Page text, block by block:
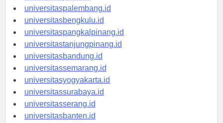
universitasjambi.id
universitaspalembang.id
universitasbengkulu.id
universitaspangkalpinang.id
universitastanjungpinang.id
universitasbandung.id
universitassemarang.id
universitasyogyakarta.id
universitassurabaya.id
universitasserang.id